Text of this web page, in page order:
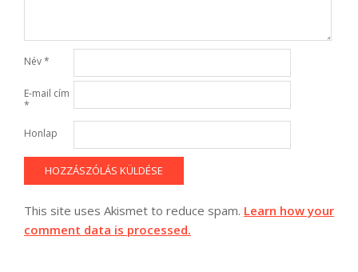
Név*
E-mail cím
*
Honlap
This site uses Akismet to reduce spam. Learn how your
comment data is processed.